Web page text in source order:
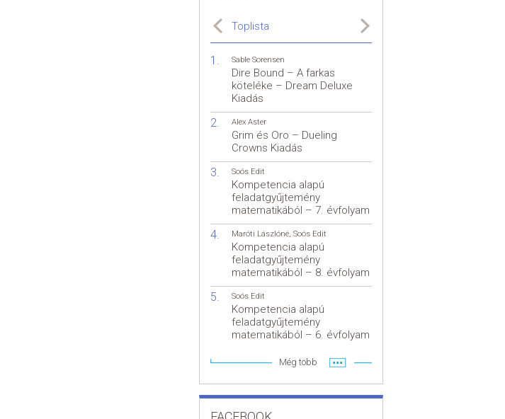
Toplista
Sable Sorensen
Dire Bound – A farkas
köteléke – Dream Deluxe
Kiadás
Alex Aster
Grim és Oro – Dueling
Crowns Kiadás
Soós Edit
Kompetencia alapú
feladatgyűjtemény
matematikából – 7. évfolyam
Maróti Lászlóné, Soós Edit
Kompetencia alapú
feladatgyűjtemény
matematikából – 8. évfolyam
Soós Edit
Kompetencia alapú
feladatgyűjtemény
matematikából – 6. évfolyam
Még több